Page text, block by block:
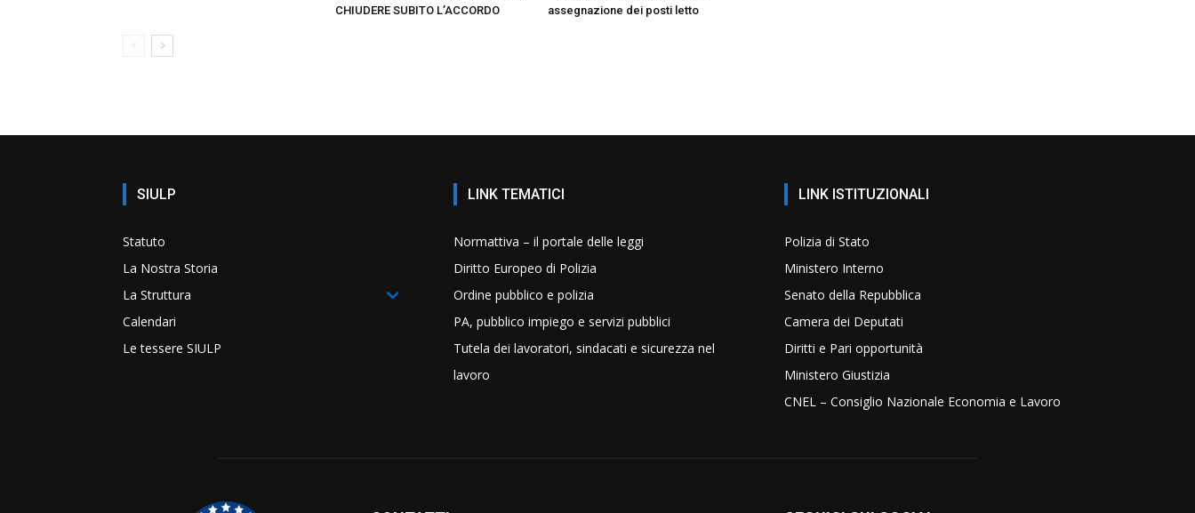
CHIUDERE SUBITO L’ACCORDO
assegnazione dei posti letto
SIULP
Statuto
La Nostra Storia
La Struttura
Calendari
Le tessere SIULP
LINK TEMATICI
Normattiva – il portale delle leggi
Diritto Europeo di Polizia
Ordine pubblico e polizia
PA, pubblico impiego e servizi pubblici
Tutela dei lavoratori, sindacati e sicurezza nel
lavoro
LINK ISTITUZIONALI
Polizia di Stato
Ministero Interno
Senato della Repubblica
Camera dei Deputati
Diritti e Pari opportunità
Ministero Giustizia
CNEL – Consiglio Nazionale Economia e Lavoro